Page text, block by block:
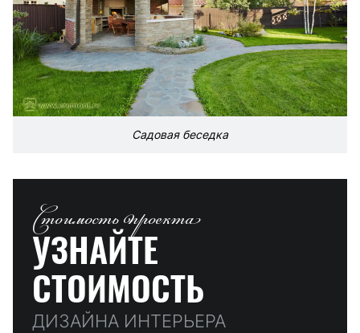
Садовая беседка
Стоимость проекта
УЗНАЙТЕ
СТОИМОСТЬ
ДИЗАЙНА ИНТЕРЬЕРА